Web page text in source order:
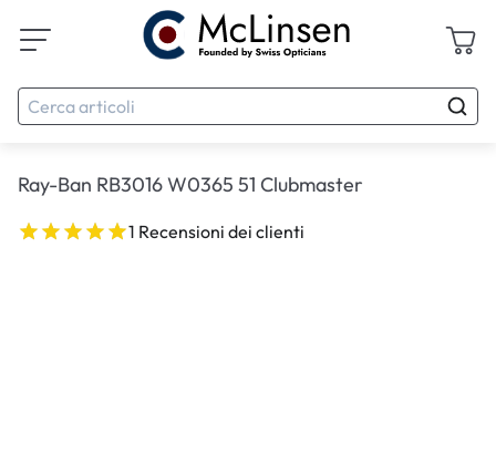
Ray-Ban RB3016 W0365 51 Clubmaster
1 Recensioni dei clienti